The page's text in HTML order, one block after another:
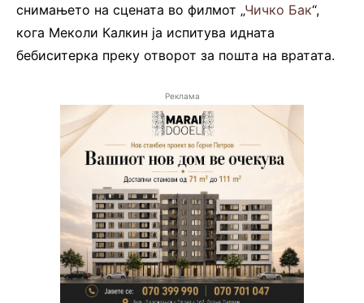
снимањето на сцената во филмот „Чичко Бак“,
кога Меколи Калкин ја испитува идната
бебиситерка преку отворот за пошта на вратата.
Реклама